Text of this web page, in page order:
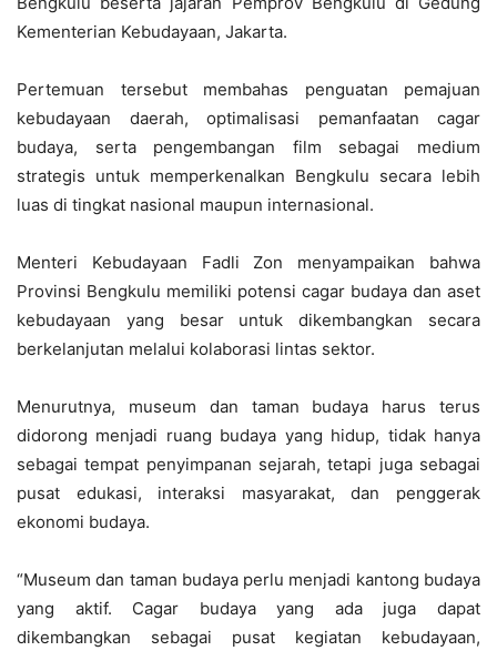
Kementerian Kebudayaan, Jakarta.
Pertemuan tersebut membahas penguatan pemajuan
kebudayaan daerah, optimalisasi pemanfaatan cagar
budaya, serta pengembangan film sebagai medium
strategis untuk memperkenalkan Bengkulu secara lebih
luas di tingkat nasional maupun internasional.
Menteri Kebudayaan Fadli Zon menyampaikan bahwa
Provinsi Bengkulu memiliki potensi cagar budaya dan aset
kebudayaan yang besar untuk dikembangkan secara
berkelanjutan melalui kolaborasi lintas sektor.
Menurutnya, museum dan taman budaya harus terus
didorong menjadi ruang budaya yang hidup, tidak hanya
sebagai tempat penyimpanan sejarah, tetapi juga sebagai
pusat edukasi, interaksi masyarakat, dan penggerak
ekonomi budaya.
“Museum dan taman budaya perlu menjadi kantong budaya
yang aktif. Cagar budaya yang ada juga dapat
dikembangkan sebagai pusat kegiatan kebudayaan,